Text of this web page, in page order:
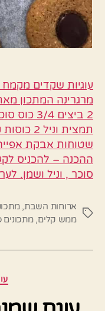
ההכנה – להכניס
סוכר , וניל ושמן.
תגיות
ארוחות השבת,
ממש קלים,מתכונים